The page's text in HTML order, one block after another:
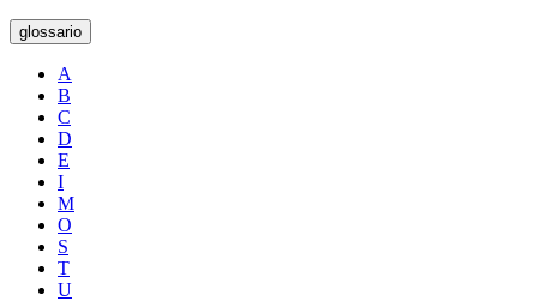
glossario
A
B
C
D
E
I
M
O
S
T
U